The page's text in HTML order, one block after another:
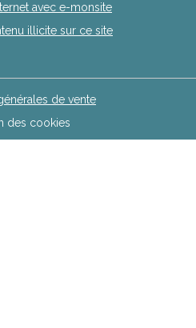
avec e-monsite
illicite sur ce site
de vente
des cookies